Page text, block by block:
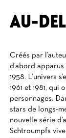
AU-
Créés par
d’abord
1958. L’univers
1961 et 1981,
personnages.
stars de longs-
nouvelle série
Schtroumpfs